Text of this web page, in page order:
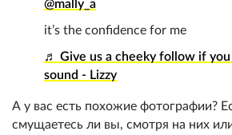
@mally_a
it’s the confidence for me
♬ Give us a cheeky follow if you
sound - Lizzy
А у вас есть похожие фотографии?
смущаетесь ли вы, смотря на них